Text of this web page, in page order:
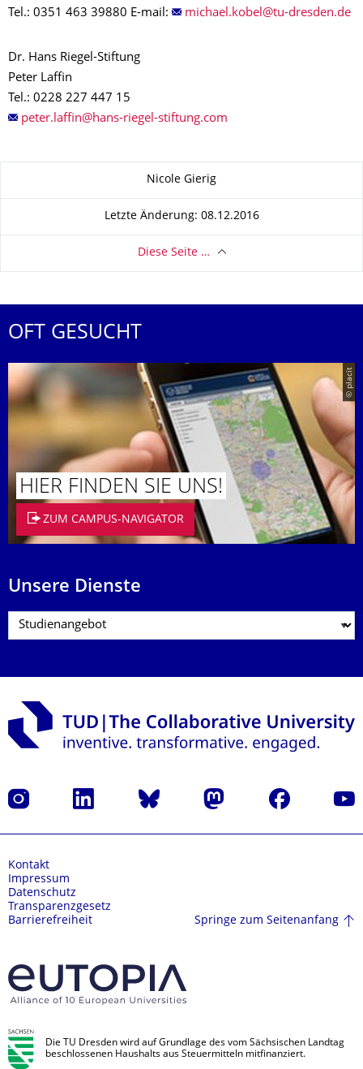
Tel.: 0351 463 39880 E-mail:
Dr. Hans Riegel-Stiftung
Peter Laffin
Tel.: 0228 227 447 15
Nicole Gierig
Letzte Änderung: 08.12.2016
Diese Seite …
OFT GESUCHT
© placit
HIER FINDEN SIE UNS!
ZUM CAMPUS-NAVIGATOR
Unsere Dienste
Instagram LinkedIn Bluesky Mastodon Facebook
Kontakt
Impressum
Datenschutz
Transparenzgesetz
Barrierefreiheit
Springe zum Seitenanfang
Die TU Dresden wird auf Grundlage des vom Sächsischen Landtag
beschlossenen Haushalts aus Steuermitteln mitfinanziert.